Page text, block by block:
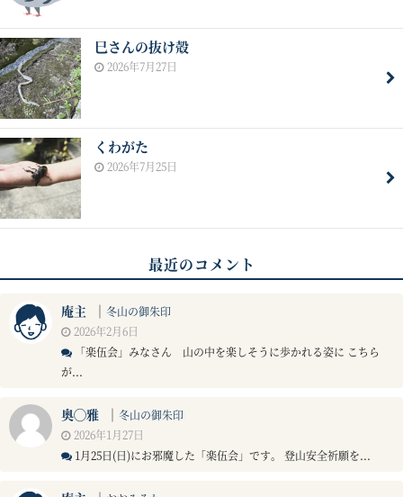
巳さんの抜け殻
2026年7月27日
くわがた
2026年7月25日
最近のコメント
庵主 ｜ 冬山の御朱印
2026年2月6日
「楽伍会」みなさん 山の中を楽しそうに歩かれる姿に こちら
が...
奥◯雅 ｜ 冬山の御朱印
2026年1月27日
1月25日(日)にお邪魔した「楽伍会」です。 登山安全祈願を...